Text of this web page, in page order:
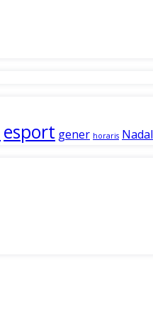
esport gener horaris Nadal